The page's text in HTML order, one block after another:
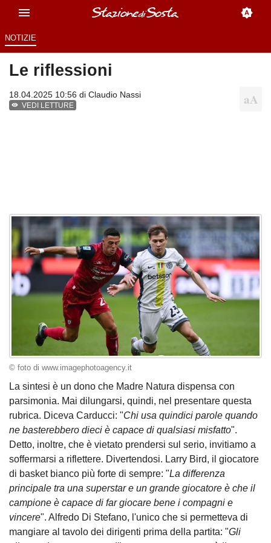
NOTIZIE
Le riflessioni
18.04.2025 10:56 di Claudio Nassi
VEDI LETTURE
© foto di www.imagephotoagency.it
La sintesi è un dono che Madre Natura dispensa con
parsimonia. Mai dilungarsi, quindi, nel presentare questa
rubrica. Diceva Carducci: "Chi usa quindici parole quando
ne basterebbero dieci è capace di qualsiasi misfatto".
Detto, inoltre, che è vietato prendersi sul serio, invitiamo a
soffermarsi a riflettere. Divertendosi. Larry Bird, il giocatore
di basket bianco più forte di sempre: "La differenza
principale tra una superstar e un grande giocatore è che il
campione è capace di far giocare bene i compagni e
vincere". Alfredo Di Stefano, l'unico che si permetteva di
mangiare al tavolo dei dirigenti prima della partita: "Gli